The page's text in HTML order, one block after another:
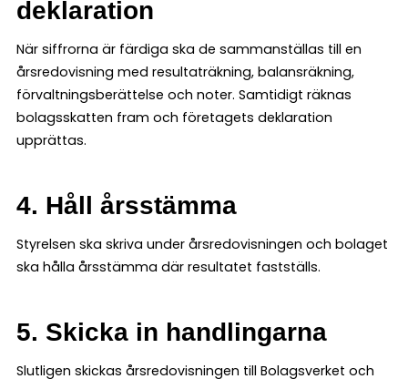
deklaration
När siffrorna är färdiga ska de sammanställas till en
årsredovisning med resultaträkning, balansräkning,
förvaltningsberättelse och noter. Samtidigt räknas
bolagsskatten fram och företagets deklaration
upprättas.
4. Håll årsstämma
Styrelsen ska skriva under årsredovisningen och bolaget
ska hålla årsstämma där resultatet fastställs.
5. Skicka in handlingarna
Slutligen skickas årsredovisningen till Bolagsverket och